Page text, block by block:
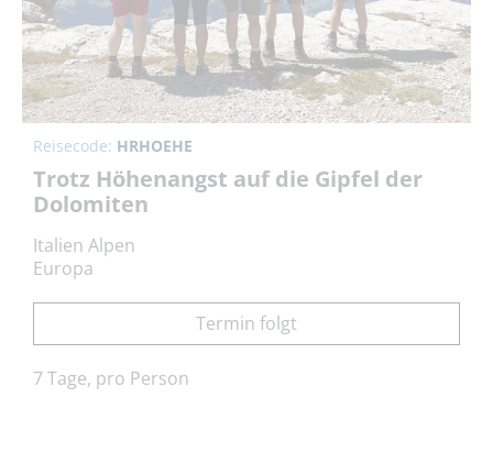
Reisecode: HRHOEHE
Trotz Höhenangst auf die Gipfel der
Dolomiten
Italien Alpen
Europa
Termin folgt
7 Tage, pro Person